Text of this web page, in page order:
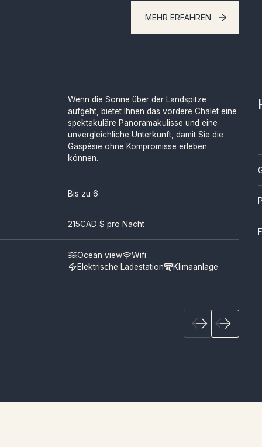
MEHR ERFAHREN
Wenn die Sonne über der Landspitze
aufgeht, bietet Ihnen das vordere Chalet eine
spektakuläre Panoramakulisse und eine
unvergleichliche Unterkunft, damit Sie die
Gaspésie ohne Kompromisse erleben
können.
Bis zu 6
215CAD $ pro Nacht
Ocean view
Wifi
Elektrische Ladestation
Klimaanlage